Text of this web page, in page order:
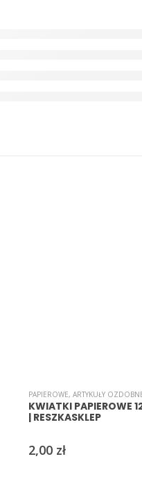
PAPIEROWE, ARTYKUŁY
KWIATKI PAPIEROWE
| RESZKASKLEP
2,00 zł